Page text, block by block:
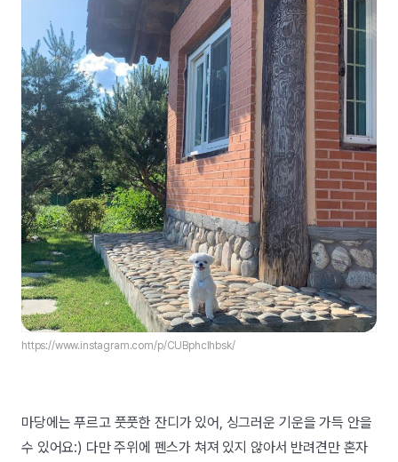
https://www.instagram.com/p/CUBphclhbsk/
마당에는 푸르고 풋풋한 잔디가 있어, 싱그러운 기운을 가득 안을
수 있어요:) 다만 주위에 펜스가 쳐져 있지 않아서 반려견만 혼자